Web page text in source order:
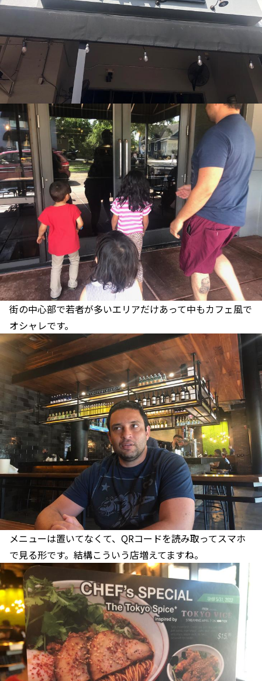
街の中心部で若者が多いエリアだけあって中もカフェ風で
オシャレです。
メニューは置いてなくて、QRコードを読み取ってスマホ
で見る形です。結構こういう店増えてますね。